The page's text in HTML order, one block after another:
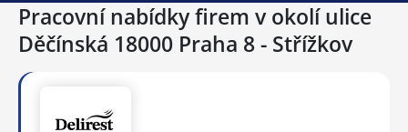
Pracovní nabídky firem v okolí ulice
Děčínská 18000 Praha 8 - Střížkov